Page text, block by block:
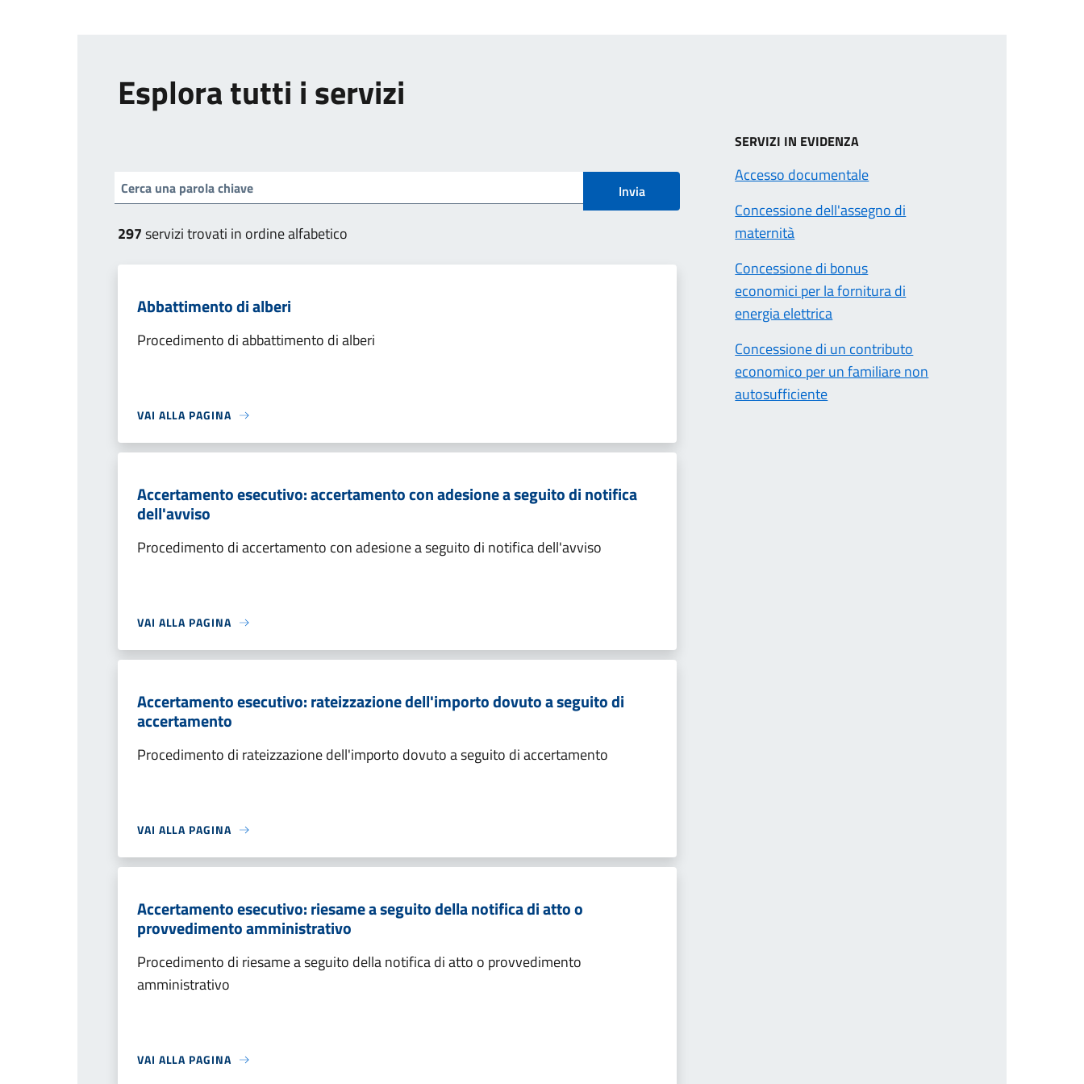
Esplora tutti i servizi
Invia
297servizi trovati in ordine alfabetico
Abbattimento di alberi
Procedimento di abbattimento di alberi
VAI ALLA PAGINA
Accertamento esecutivo: accertamento con adesione a seguito di notifica
dell'avviso
Procedimento di accertamento con adesione a seguito di notifica dell'avviso
VAI ALLA PAGINA
Accertamento esecutivo: rateizzazione dell'importo dovuto a seguito di
accertamento
Procedimento di rateizzazione dell'importo dovuto a seguito di accertamento
VAI ALLA PAGINA
Accertamento esecutivo: riesame a seguito della notifica di atto o
provvedimento amministrativo
Procedimento di riesame a seguito della notifica di atto o provvedimento
amministrativo
VAI ALLA PAGINA
SERVIZI IN EVIDENZA
Accesso documentale
Concessione dell'assegno di
maternità
Concessione di bonus
economici per la fornitura di
energia elettrica
Concessione di un contributo
economico per un familiare non
autosufficiente